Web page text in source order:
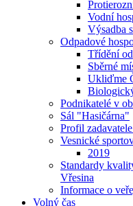
Vodní
Výsadba
Odpadové
Třídění
Sběrné
Ukliďme
Podnikatelé v
Sál "Hasičárna"
Profil
Vesnické
2019
Standardy
Vřesina
Informace o
Volný čas